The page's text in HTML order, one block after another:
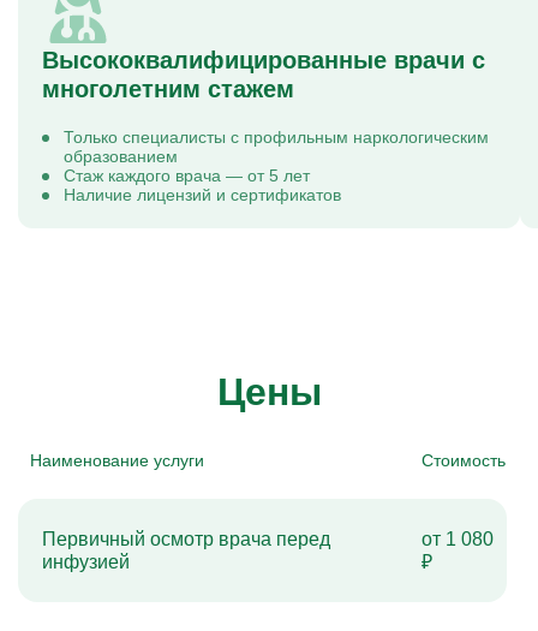
Высококвалифицированные врачи с
многолетним стажем
Только специалисты с профильным наркологическим
образованием
Стаж каждого врача — от 5 лет
Наличие лицензий и сертификатов
Цены
Наименование услуги Стоимость
Первичный осмотр врача перед
инфузией
от 1 080
₽